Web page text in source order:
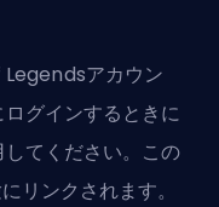
アカウン
グインするときに
てください。この
リンクされます。